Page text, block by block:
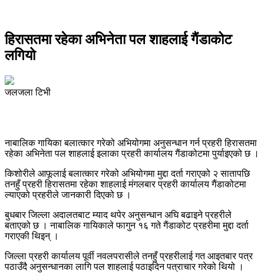
हिरासतमा रहेका अभिनेता पल शाहलाई गैंडाकोट
लगियो
जलजला टिभी
नाबालिक गायिका बलात्कार गरेको अभियोगमा अनुसन्धान गर्न प्रहरी हिरासतमा
रहेका अभिनेता पल शाहलाई इलाका प्रहरी कार्यालय गैंडाकोटमा पुर्याइएको छ ।
किशोरीले आफूलाई बलात्कार गरेको अभियोगमा मुद्दा दर्ता गराएको २ सातापछि
तनहुँ प्रहरी हिरासतमा रहेका शाहलाई मंगलबार प्रहरी कार्यालय गैंडाकोटमा
ल्याएको प्रहरीले जानकारी दिएको छ ।
बुधबार जिल्ला अदालतबाट म्याद थपेर अनुसन्धान अघि बढाइने प्रहरीले
बताएको छ । नाबालिक गायिकाले फागुन १६ गते गैंडाकोट प्रहरीमा मुद्दा दर्ता
गराएकी थिइन् ।
जिल्ला प्रहरी कार्यालय पूर्वी नवलपरासीले तनहुँ प्रहरीलाई गत आइतबार पत्र
पठाउँदै अनुसन्धानका लागि पल शाहलाई पठाइदिन पत्राचार गरेको थियो ।